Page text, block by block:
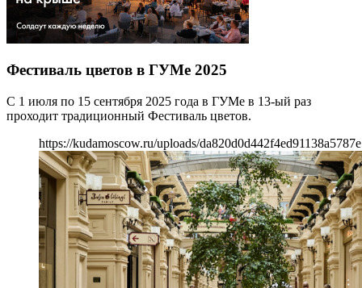
Фестиваль цветов в ГУМе 2025
С 1 июля по 15 сентября 2025 года в ГУМе в 13-ый раз
проходит традиционный Фестиваль цветов.
https://kudamoscow.ru/uploads/